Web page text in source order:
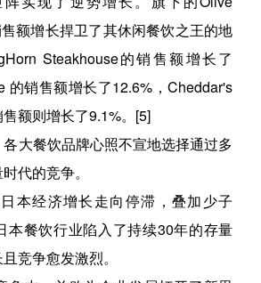
额增长捍卫了其休闲餐饮之王的地
Steakhouse的销售额增长了
的销售额增长了12.6%，Cheddar's
额则增长了9.1%。[5]
大餐饮品牌心照不宣地选择通过多
代的竞争。
本经济增长走向停滞，叠加少子
本餐饮行业陷入了持续30年的存量
竞争愈发激烈。